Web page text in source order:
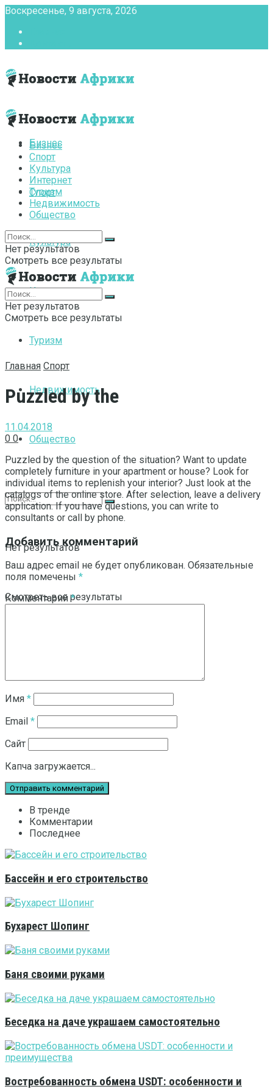
Воскресенье, 9 августа, 2026
Бизнес
Спорт
Культура
Интернет
Туризм
Недвижимость
Общество
Нет результатов
Смотреть все результаты
Бизнес
Спорт
Культура
Интернет
Туризм
Недвижимость
Общество
Нет результатов
Смотреть все результаты
Нет результатов
Смотреть все результаты
Главная Спорт
Puzzled by the
11.04.2018
0 0
Puzzled by the question of the situation? Want to update
completely furniture in your apartment or house? Look for
individual items to replenish your interior? Just look at the
catalogs of the online store. After selection, leave a delivery
application. If you have questions, you can write to
consultants or call by phone.
Добавить комментарий
Ваш адрес email не будет опубликован. Обязательные
поля помечены *
Комментарий*
Имя *
Email *
Сайт
Капча загружается...
В тренде
Комментарии
Последнее
Бассейн и его строительство
Бухарест Шопинг
Баня своими руками
Беседка на даче украшаем самостоятельно
Востребованность обмена USDT: особенности и